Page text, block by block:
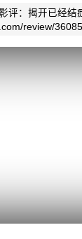
评：揭开已经结
review/